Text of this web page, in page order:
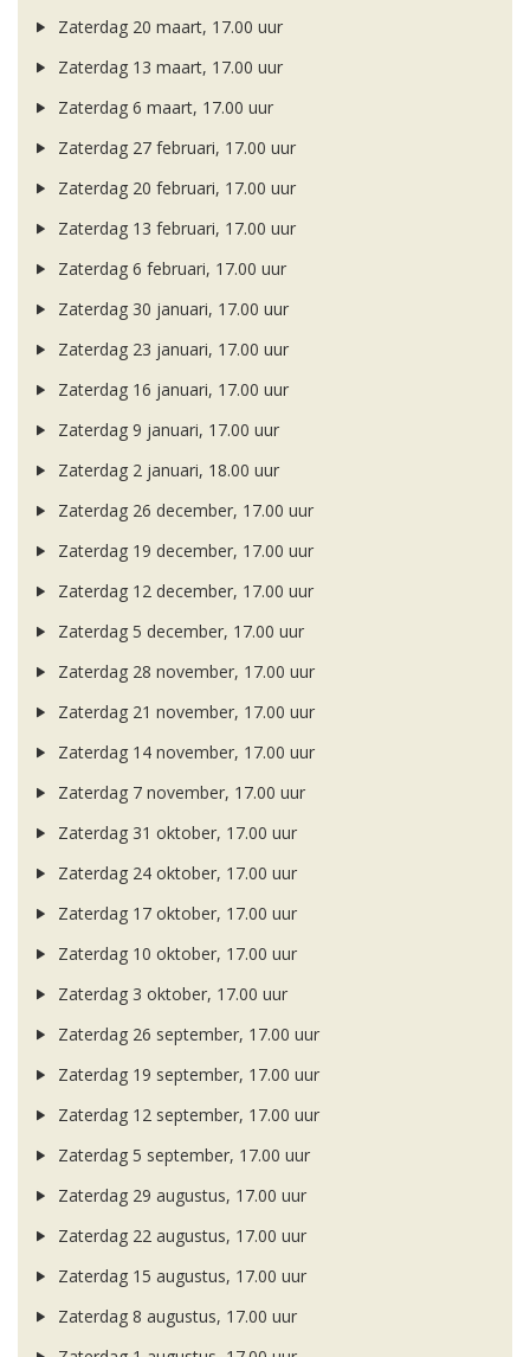
Zaterdag 20 maart, 17.00 uur
Zaterdag 13 maart, 17.00 uur
Zaterdag 6 maart, 17.00 uur
Zaterdag 27 februari, 17.00 uur
Zaterdag 20 februari, 17.00 uur
Zaterdag 13 februari, 17.00 uur
Zaterdag 6 februari, 17.00 uur
Zaterdag 30 januari, 17.00 uur
Zaterdag 23 januari, 17.00 uur
Zaterdag 16 januari, 17.00 uur
Zaterdag 9 januari, 17.00 uur
Zaterdag 2 januari, 18.00 uur
Zaterdag 26 december, 17.00 uur
Zaterdag 19 december, 17.00 uur
Zaterdag 12 december, 17.00 uur
Zaterdag 5 december, 17.00 uur
Zaterdag 28 november, 17.00 uur
Zaterdag 21 november, 17.00 uur
Zaterdag 14 november, 17.00 uur
Zaterdag 7 november, 17.00 uur
Zaterdag 31 oktober, 17.00 uur
Zaterdag 24 oktober, 17.00 uur
Zaterdag 17 oktober, 17.00 uur
Zaterdag 10 oktober, 17.00 uur
Zaterdag 3 oktober, 17.00 uur
Zaterdag 26 september, 17.00 uur
Zaterdag 19 september, 17.00 uur
Zaterdag 12 september, 17.00 uur
Zaterdag 5 september, 17.00 uur
Zaterdag 29 augustus, 17.00 uur
Zaterdag 22 augustus, 17.00 uur
Zaterdag 15 augustus, 17.00 uur
Zaterdag 8 augustus, 17.00 uur